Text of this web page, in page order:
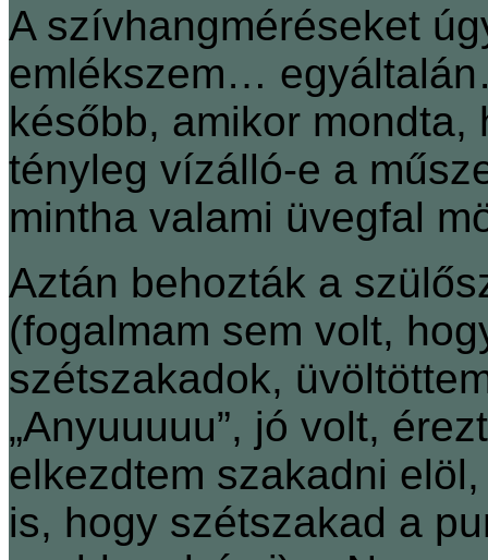
A szívhangméréseket
emlékszem…
később, amikor
tényleg vízálló-e a
mintha valami üvegfal
Aztán behozták a
(fogalmam sem volt,
szétszakadok,
„Anyuuuuu”, jó volt,
elkezdtem szakadni
is, hogy szétszakad a